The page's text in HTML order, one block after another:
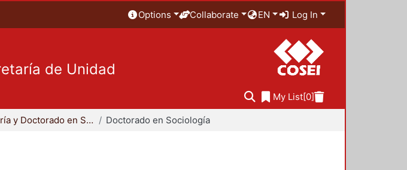
Options Collaborate EN Log In
de Unidad
My List[0]
Maestría y Doctorado en Sociología Doctorado en Sociología